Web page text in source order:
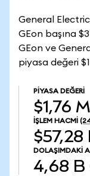
General
GEon başına
GEon ve
piyasa değeri
PIYASA DEĞERI
$1,76
İŞLEM HACMI
$57,28
DOLAŞIMDAKI
4,68 B